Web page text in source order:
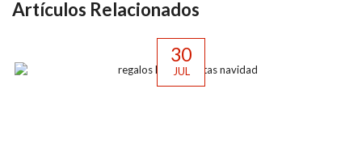
Artículos Relacionados
30
JUL